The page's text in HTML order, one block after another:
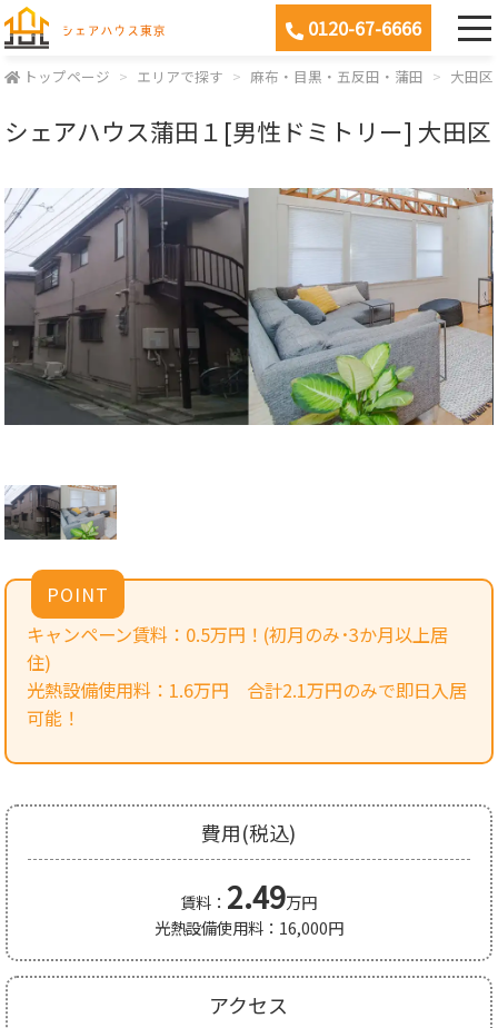
0120-67-6666
トップページ エリアで探す 麻布・目黒・五反田・蒲田 大田区
シェアハウス蒲田１[男性ドミトリー] 大田区
POINT
キャンペーン賃料：0.5万円！(初月のみ･3か月以上居
住)
光熱設備使用料：1.6万円 合計2.1万円のみで即日入居
可能！
費用(税込)
賃料： 2.49万円
光熱設備使用料：16,000円
アクセス